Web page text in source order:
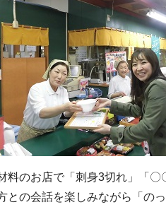
料のお店で「刺身3切れ」「
との会話を楽しみながら「の